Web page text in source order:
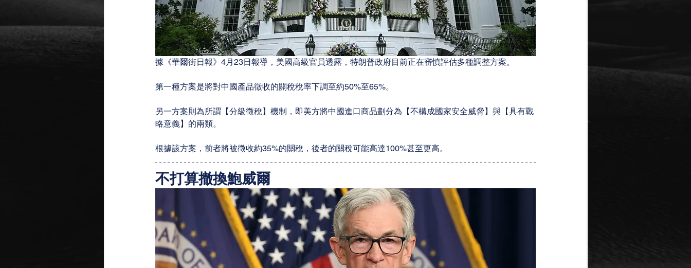
據《華爾街日報》4月23日報導，美國高級官員透露，特朗普政府目前正在審慎評估多種調整方案。
第一種方案是將對中國產品徵收的關稅稅率下調至約50%至65%。
另一方案則為所謂【分級徵稅】機制，即美方將中國進口商品劃分為【不構成國家安全威脅】與【具有戰
略意義】的兩類。
根據該方案，前者將被徵收約35%的關稅，後者的關稅可能高達100%甚至更高。
不打算撤換鮑威爾